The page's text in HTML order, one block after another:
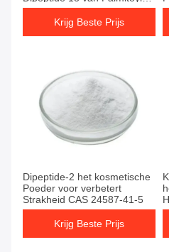
voor Huidzorg
Krijg Beste Prijs
Dipeptide-2 het kosmetische
Poeder voor verbetert
Strakheid CAS 24587-41-5
Krijg Beste Prijs